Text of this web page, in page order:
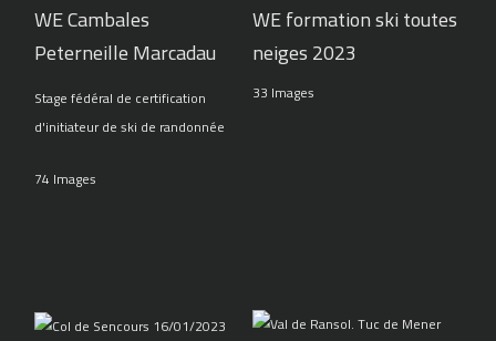
WE Cambales
Peterneille Marcadau
Stage fédéral de certification
d'initiateur de ski de randonnée
74 Images
WE formation ski toutes
neiges 2023
33 Images